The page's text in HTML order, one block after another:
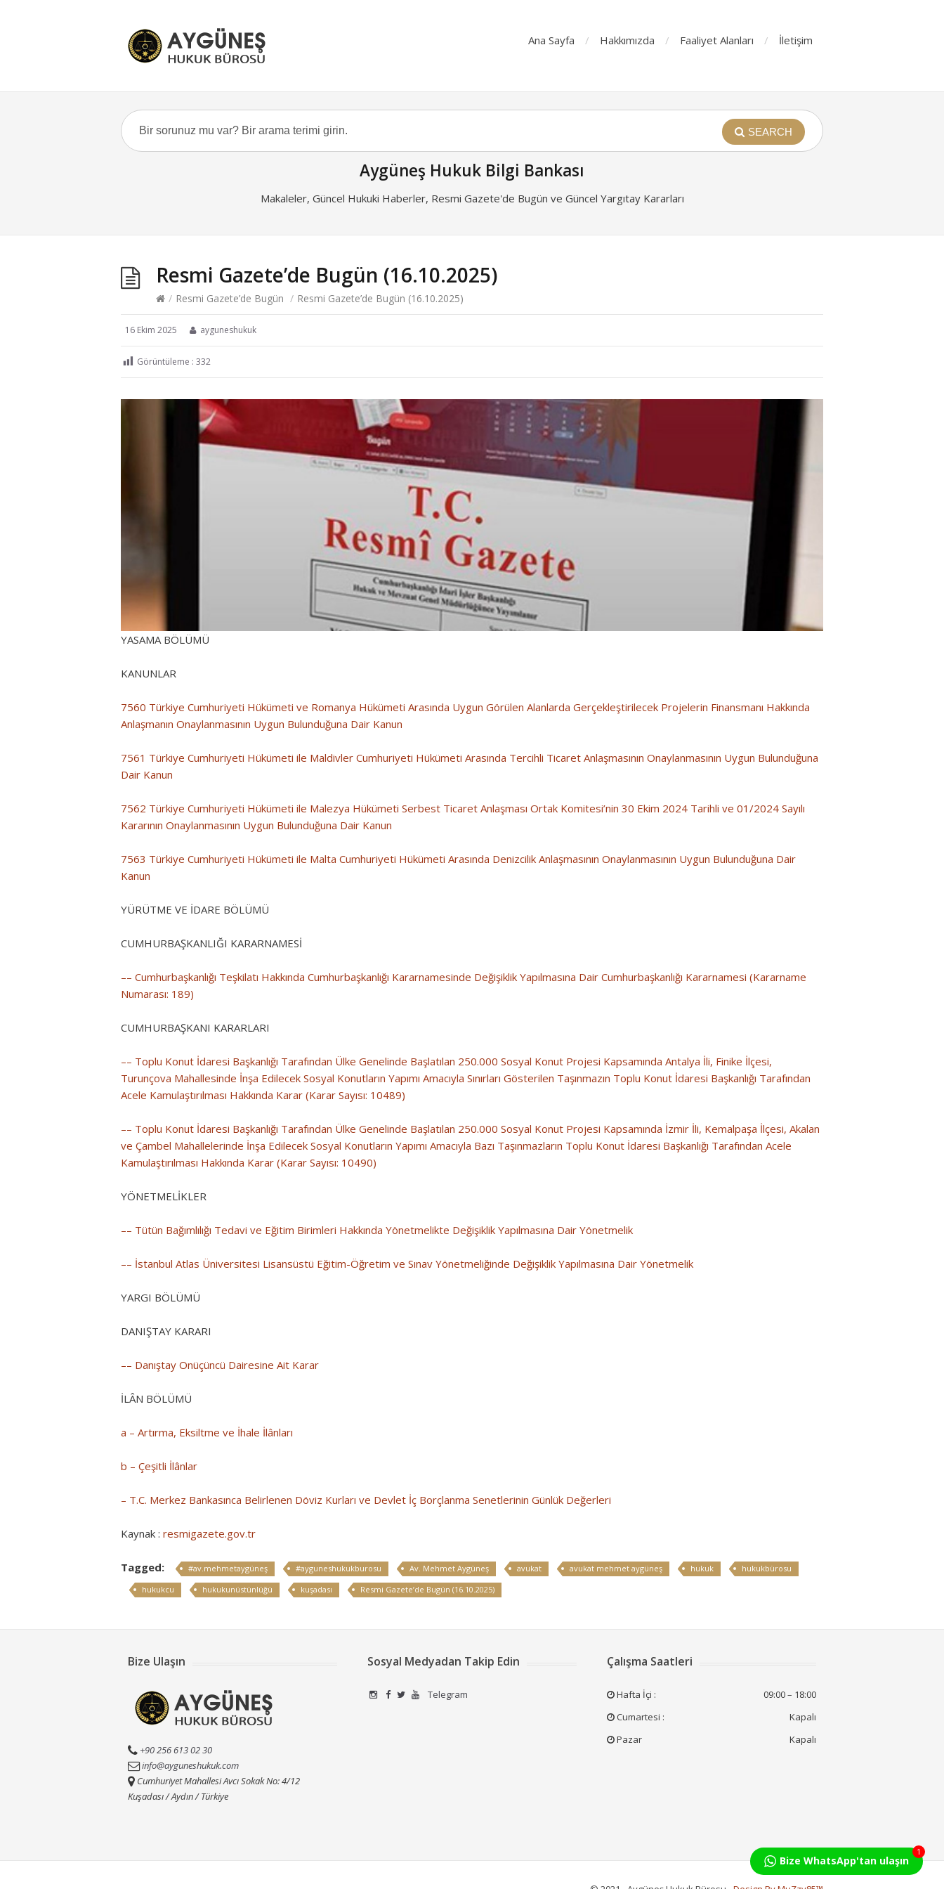
Ana Sayfa Hakkımızda Faaliyet Alanları İletişim
SEARCH
Aygüneş Hukuk Bilgi Bankası
Makaleler, Güncel Hukuki Haberler, Resmi Gazete'de Bugün ve Güncel Yargıtay Kararları
Resmi Gazete’de Bugün (16.10.2025)
/ Resmi Gazete’de Bugün / Resmi Gazete’de Bugün (16.10.2025)
16 Ekim 2025 ayguneshukuk
Görüntüleme : 332
YASAMA BÖLÜMÜ
KANUNLAR
7560 Türkiye Cumhuriyeti Hükümeti ve Romanya Hükümeti Arasında Uygun Görülen Alanlarda Gerçekleştirilecek Projelerin Finansmanı Hakkında
Anlaşmanın Onaylanmasının Uygun Bulunduğuna Dair Kanun
7561 Türkiye Cumhuriyeti Hükümeti ile Maldivler Cumhuriyeti Hükümeti Arasında Tercihli Ticaret Anlaşmasının Onaylanmasının Uygun Bulunduğuna
Dair Kanun
7562 Türkiye Cumhuriyeti Hükümeti ile Malezya Hükümeti Serbest Ticaret Anlaşması Ortak Komitesi’nin 30 Ekim 2024 Tarihli ve 01/2024 Sayılı
Kararının Onaylanmasının Uygun Bulunduğuna Dair Kanun
7563 Türkiye Cumhuriyeti Hükümeti ile Malta Cumhuriyeti Hükümeti Arasında Denizcilik Anlaşmasının Onaylanmasının Uygun Bulunduğuna Dair
Kanun
YÜRÜTME VE İDARE BÖLÜMÜ
CUMHURBAŞKANLIĞI KARARNAMESİ
–– Cumhurbaşkanlığı Teşkilatı Hakkında Cumhurbaşkanlığı Kararnamesinde Değişiklik Yapılmasına Dair Cumhurbaşkanlığı Kararnamesi (Kararname
Numarası: 189)
CUMHURBAŞKANI KARARLARI
–– Toplu Konut İdaresi Başkanlığı Tarafından Ülke Genelinde Başlatılan 250.000 Sosyal Konut Projesi Kapsamında Antalya İli, Finike İlçesi,
Turunçova Mahallesinde İnşa Edilecek Sosyal Konutların Yapımı Amacıyla Sınırları Gösterilen Taşınmazın Toplu Konut İdaresi Başkanlığı Tarafından
Acele Kamulaştırılması Hakkında Karar (Karar Sayısı: 10489)
–– Toplu Konut İdaresi Başkanlığı Tarafından Ülke Genelinde Başlatılan 250.000 Sosyal Konut Projesi Kapsamında İzmir İli, Kemalpaşa İlçesi, Akalan
ve Çambel Mahallelerinde İnşa Edilecek Sosyal Konutların Yapımı Amacıyla Bazı Taşınmazların Toplu Konut İdaresi Başkanlığı Tarafından Acele
Kamulaştırılması Hakkında Karar (Karar Sayısı: 10490)
YÖNETMELİKLER
–– Tütün Bağımlılığı Tedavi ve Eğitim Birimleri Hakkında Yönetmelikte Değişiklik Yapılmasına Dair Yönetmelik
–– İstanbul Atlas Üniversitesi Lisansüstü Eğitim-Öğretim ve Sınav Yönetmeliğinde Değişiklik Yapılmasına Dair Yönetmelik
YARGI BÖLÜMÜ
DANIŞTAY KARARI
–– Danıştay Onüçüncü Dairesine Ait Karar
İLÂN BÖLÜMÜ
a – Artırma, Eksiltme ve İhale İlânları
b – Çeşitli İlânlar
– T.C. Merkez Bankasınca Belirlenen Döviz Kurları ve Devlet İç Borçlanma Senetlerinin Günlük Değerleri
Kaynak : resmigazete.gov.tr
Tagged: #av.mehmetaygüneş #ayguneshukukburosu Av. Mehmet Aygüneş avukat avukat mehmet aygüneş hukuk
hukukbürosu
hukukcu
hukukunüstünlüğü kuşadası Resmi Gazete’de Bugün (16.10.2025)
Bize Ulaşın
+90 256 613 02 30
info@ayguneshukuk.com
Cumhuriyet Mahallesi Avcı Sokak No: 4/12
Kuşadası / Aydın / Türkiye
Sosyal Medyadan Takip Edin
Telegram
Çalışma Saatleri
Hafta İçi :
09:00 – 18:00
Cumartesi :
Kapalı
Pazar
Kapalı
Bize WhatsApp'tan ulaşın
1